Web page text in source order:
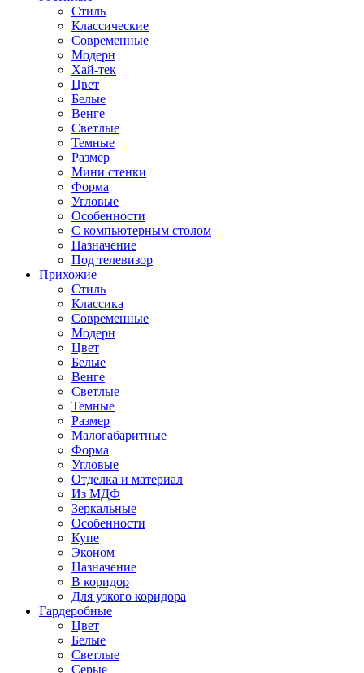
Стиль
Классические
Современные
Модерн
Хай-тек
Цвет
Белые
Венге
Светлые
Темные
Размер
Мини стенки
Форма
Угловые
Особенности
С компьютерным столом
Назначение
Под телевизор
Прихожие
Стиль
Классика
Современные
Модерн
Цвет
Белые
Венге
Светлые
Темные
Размер
Малогабаритные
Форма
Угловые
Отделка и материал
Из МДФ
Зеркальные
Особенности
Купе
Эконом
Назначение
В коридор
Для узкого коридора
Гардеробные
Цвет
Белые
Светлые
Серые